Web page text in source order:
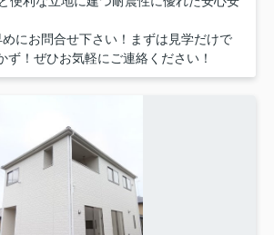
にお問合せ下さい！まずは見学だけで
ず！ぜひお気軽にご連絡ください！